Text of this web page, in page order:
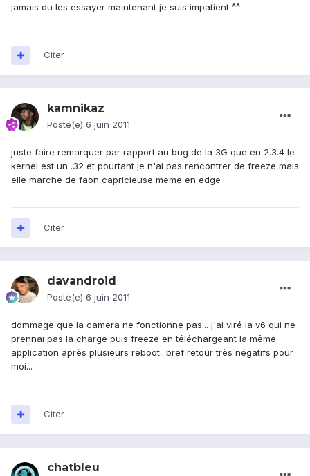
jamais du les essayer maintenant je suis impatient ^^
Citer
kamnikaz
Posté(e) 6 juin 2011
juste faire remarquer par rapport au bug de la 3G que en 2.3.4 le
kernel est un .32 et pourtant je n'ai pas rencontrer de freeze mais
elle marche de faon capricieuse meme en edge
Citer
davandroid
Posté(e) 6 juin 2011
dommage que la camera ne fonctionne pas... j'ai viré la v6 qui ne
prennai pas la charge puis freeze en téléchargeant la même
application après plusieurs reboot...bref retour très négatifs pour
moi...
Citer
chatbleu